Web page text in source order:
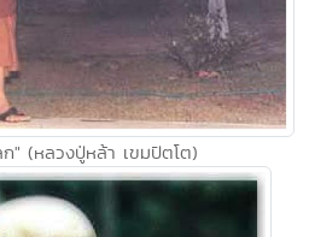
ก" (หลวงปู่หล้า เขมปัตโต)